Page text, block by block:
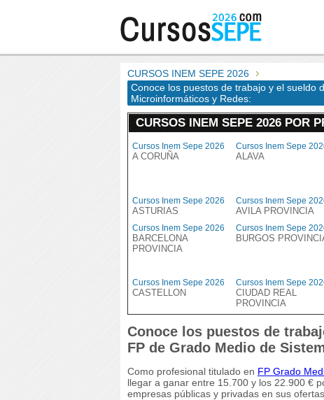
CURSOS INEM SEPE 2026
Conoce los puestos de trabajo y el sueldo
Microinformáticos y Redes:
CURSOS INEM SEPE 2026 POR
Cursos Inem Sepe 2026
A CORUÑA
Cursos Inem Sepe
ALAVA
Cursos Inem Sepe 2026
ASTURIAS
Cursos Inem Sepe
AVILA PROVINCIA
Cursos Inem Sepe 2026
BARCELONA
PROVINCIA
Cursos Inem Sepe
BURGOS
Cursos Inem Sepe 2026
CASTELLON
Cursos Inem Sepe
CIUDAD REAL
PROVINCIA
Conoce los puestos de
FP de Grado Medio de
Como profesional titulado en FP Grado
llegar a ganar entre 15.700 y los 22.900 €
empresas públicas y privadas en sus